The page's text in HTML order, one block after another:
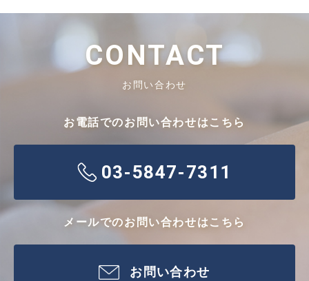
CONTACT
お問い合わせ
お電話でのお問い合わせはこちら
03-5847-7311
メールでのお問い合わせはこちら
お問い合わせ